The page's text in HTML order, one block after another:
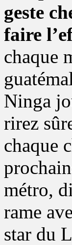
geste
faire
chaque
Ninga
rirez
chaque
métro,
rame
star du